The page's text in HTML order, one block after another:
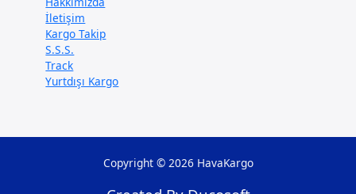
İletişim
Kargo Takip
S.S.S.
Track
Yurtdışı Kargo
Copyright © 2026 HavaKargo